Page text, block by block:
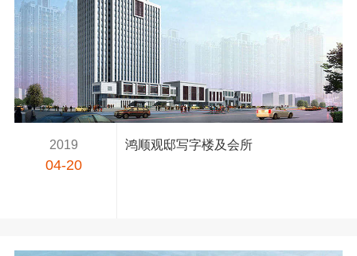
2019
04-20
鸿顺观邸写字楼及会所